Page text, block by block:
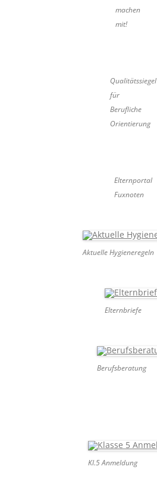
machen
mit!
Qualitätssiegel
für
Berufliche
Orientierung
Elternportal
Fuxnoten
Aktuelle Hygieneregeln
Elternbriefe
Berufsberatung
Kl.5 Anmeldung